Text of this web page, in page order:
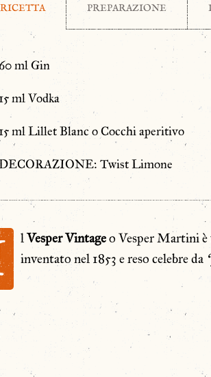
RICETTA PREPARAZIONE
60 ml Gin
15 ml Vodka
15 ml Lillet Blanc o Cocchi aperitivo
Twist Limone
lVesperVintageo Vesper Martini è
inventato nel 1853 e reso celebre da